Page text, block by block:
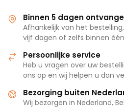
Binnen 5 dagen
Afhankelijk van het
vijf dagen of zelfs binnen
Persoonlijke service
Heb u vragen over uw
ons op en wij helpen u dan
Bezorging buiten
Wij bezorgen in Nederland,